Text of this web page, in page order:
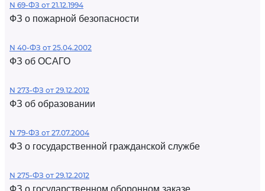
N 69-ФЗ от 21.12.1994
ФЗ о пожарной безопасности
N 40-ФЗ от 25.04.2002
ФЗ об ОСАГО
N 273-ФЗ от 29.12.2012
ФЗ об образовании
N 79-ФЗ от 27.07.2004
ФЗ о государственной гражданской службе
N 275-ФЗ от 29.12.2012
ФЗ о государственном оборонном заказе